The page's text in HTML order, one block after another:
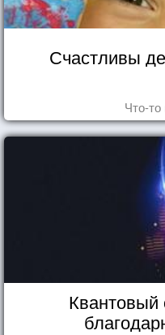
Счастливы
Что-то
Квантовый